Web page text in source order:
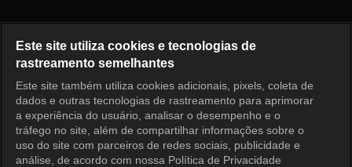
Entrar
Este site utiliza cookies e tecnologias de
rastreamento semelhantes
Este site também utiliza cookies adicionais, pixels, coleta de
dados e outras tecnologias de rastreamento para aprimorar
a experiência do usuário, analisar o desempenho e o
tráfego no site, além de compartilhar informações sobre o
uso do site com parceiros de redes sociais, publicidade e
análise, de acordo com nossa Política de Privacidade